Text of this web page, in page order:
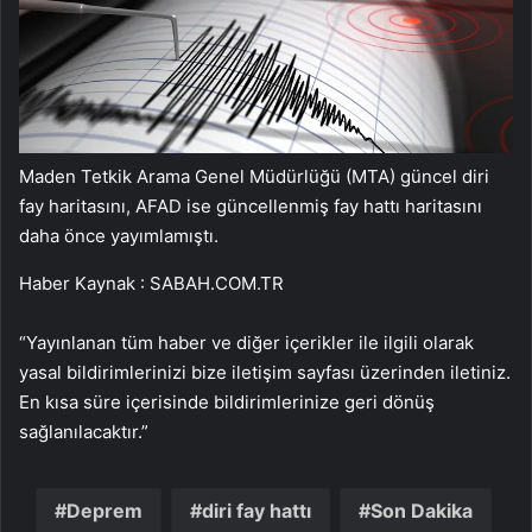
Maden Tetkik Arama Genel Müdürlüğü (MTA) güncel diri
fay haritasını, AFAD ise güncellenmiş fay hattı haritasını
daha önce yayımlamıştı.
Haber Kaynak : SABAH.COM.TR
“Yayınlanan tüm haber ve diğer içerikler ile ilgili olarak
yasal bildirimlerinizi bize iletişim sayfası üzerinden iletiniz.
En kısa süre içerisinde bildirimlerinize geri dönüş
sağlanılacaktır.”
Deprem diri fay hattı Son Dakika